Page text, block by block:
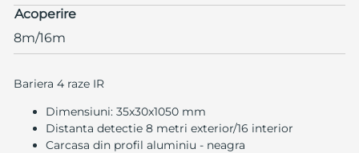
Acoperire
8m/16m
Bariera 4 raze IR
Dimensiuni: 35x30x1050 mm
Distanta detectie 8 metri exterior/16 interior
Carcasa din profil aluminiu - neagra